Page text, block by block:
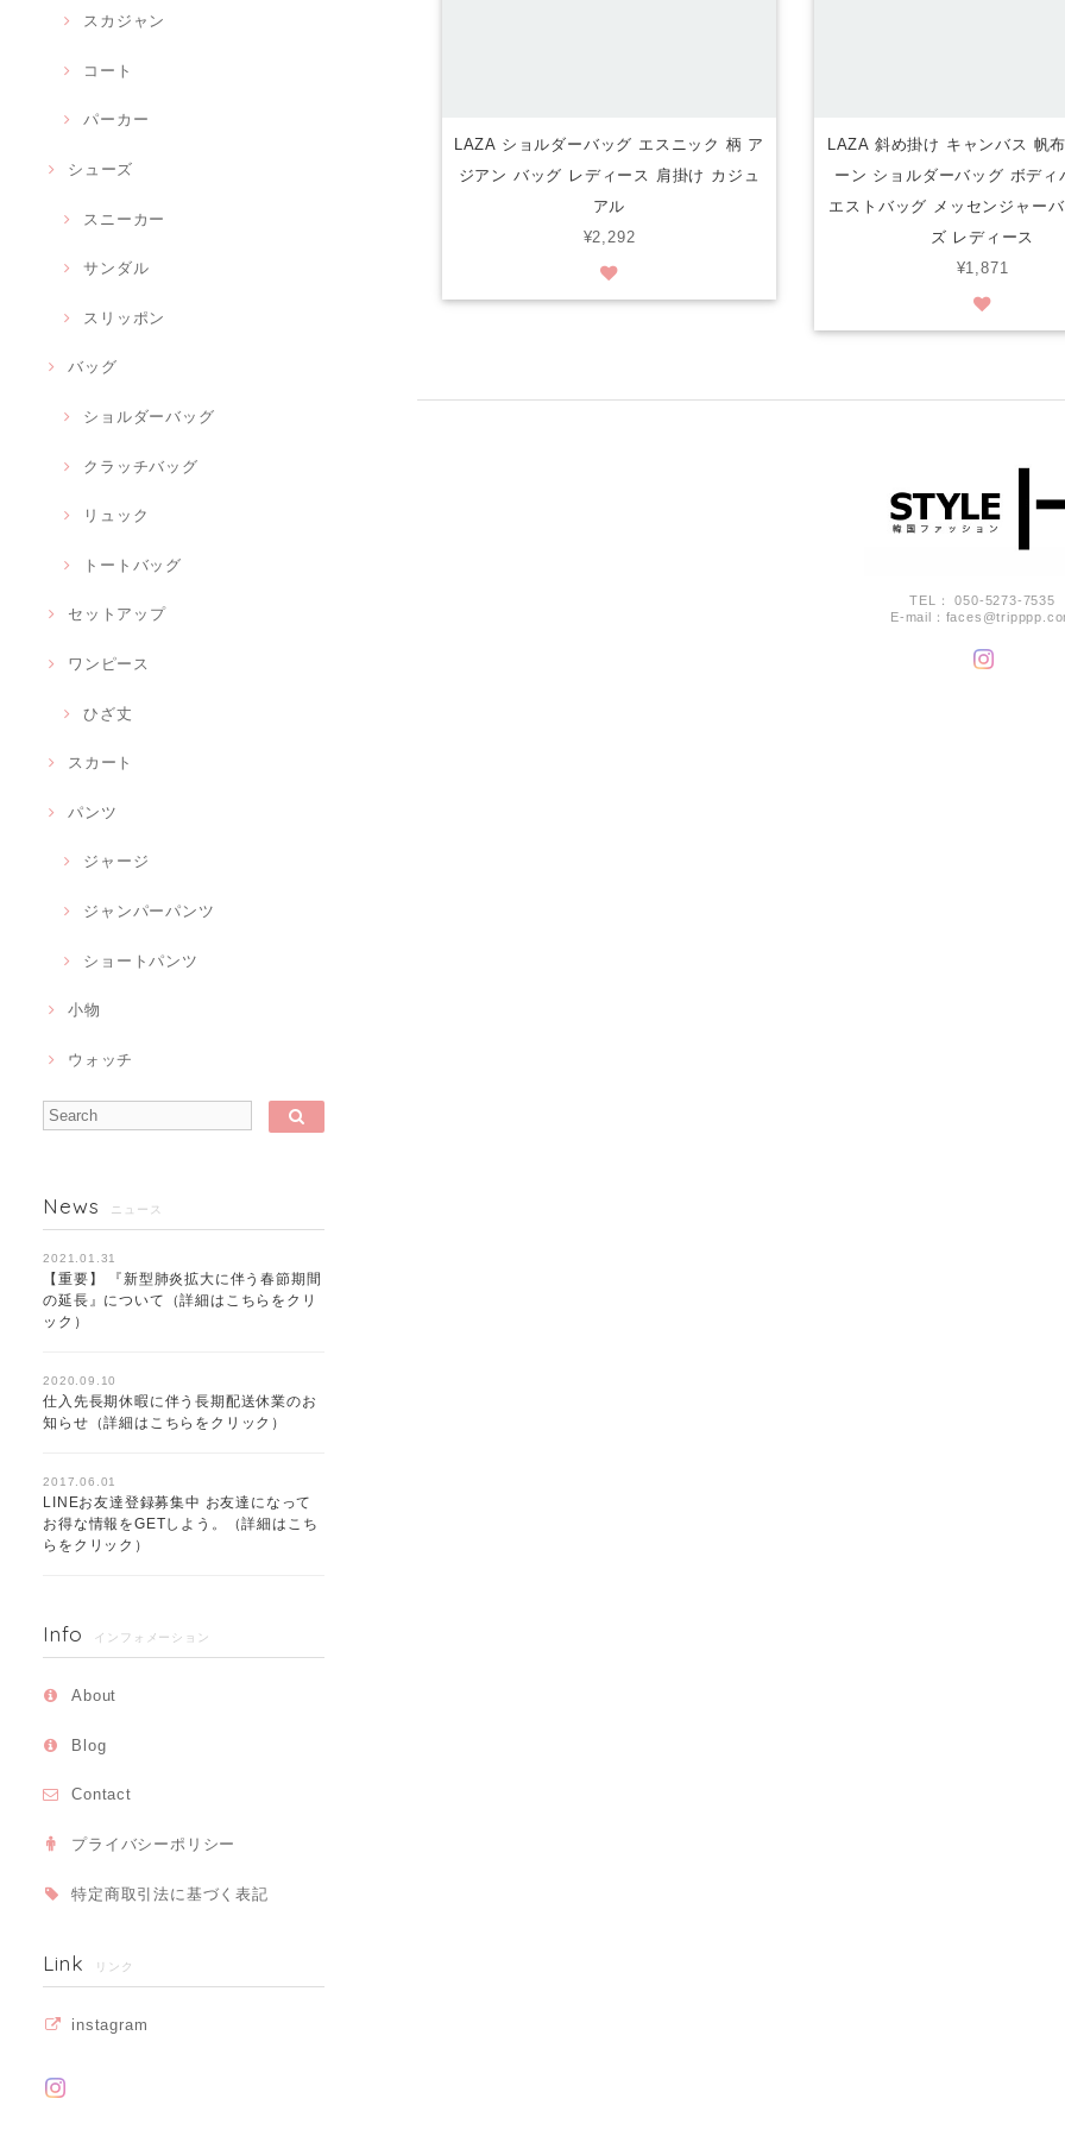
スカジャン
コート
パーカー
シューズ
スニーカー
サンダル
スリッポン
バッグ
ショルダーバッグ
クラッチバッグ
リュック
トートバッグ
セットアップ
ワンピース
ひざ丈
スカート
パンツ
ジャージ
ジャンパーパンツ
ショートパンツ
小物
ウォッチ
News ニュース
2021.01.31
【重要】 『新型肺炎拡大に伴う春節期間
の延長』について（詳細はこちらをクリ
ック）
2020.09.10
仕入先長期休暇に伴う長期配送休業のお
知らせ（詳細はこちらをクリック）
2017.06.01
LINEお友達登録募集中 お友達になって
お得な情報をGETしよう。（詳細はこち
らをクリック）
Info インフォメーション
About
Blog
Contact
プライバシーポリシー
特定商取引法に基づく表記
Link リンク
instagram
LAZA ショルダーバッグ エスニック 柄 ア
ジアン バッグ レディース 肩掛け カジュ
アル
¥2,292
LAZA 斜め掛け キャンバス 帆
ーン ショルダーバッグ ボディ
エストバッグ メッセンジャー
ズ レディース
¥1,871
TEL： 050-5273-7535
E-mail：